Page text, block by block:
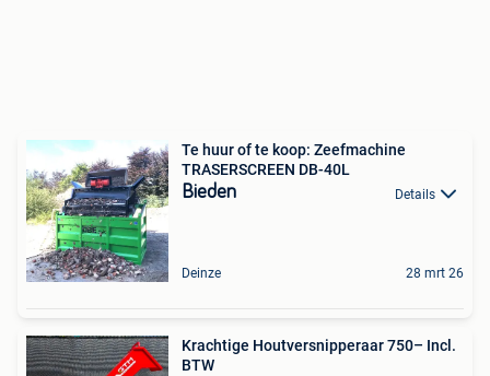
Te huur of te koop: Zeefmachine
TRASERSCREEN DB-40L
Bieden Details
Deinze 28 mrt 26
Krachtige Houtversnipperaar 750– Incl.
BTW